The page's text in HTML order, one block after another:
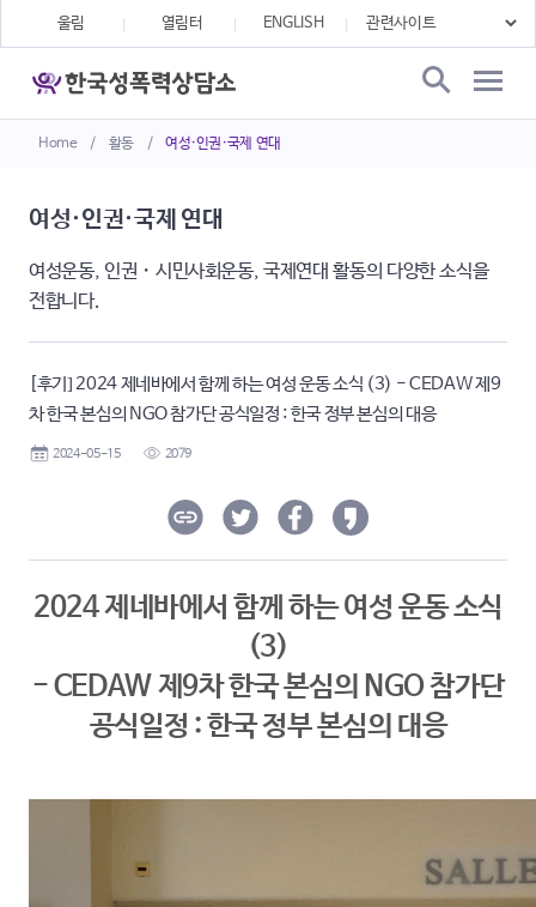
Home / 활동 / 여성·인권·국제 연대
울림 열림터 ENGLISH
여성·인권·국제 연대
여성운동, 인권・시민사회운동, 국제연대 활동의 다양한 소식을
전합니다.
[후기] 2024 제네바에서 함께 하는 여성 운동 소식 (3) - CEDAW 제9
차 한국 본심의 NGO 참가단 공식일정 : 한국 정부 본심의 대응
2024-05-15 2079
2024 제네바에서 함께 하는 여성 운동 소식
(3)
- CEDAW 제9차 한국 본심의 NGO 참가단
공식일정 : 한국 정부 본심의 대응